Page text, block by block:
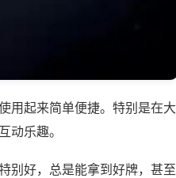
用起来简单便捷。特别是在大
动乐趣。
别好，总是能拿到好牌，甚至